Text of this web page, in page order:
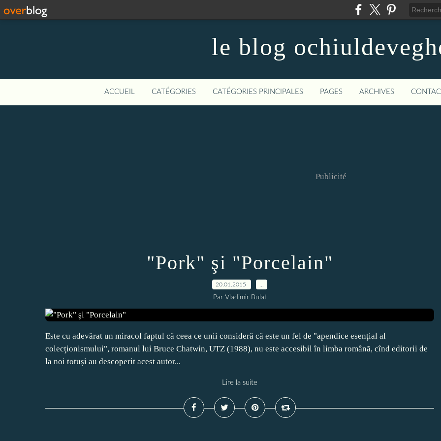
le blog
ACCUEIL CATÉGORIES CATÉGORIES PRINCIPALES PAGES ARCHIVES
Publicité
"Pork" şi "Porcelain"
20.01.2015
Par Vladimir Bulat
Este cu adevărat un miracol faptul că ceea ce unii consideră că este un fel de "apendice esenţial al
colecţionismului", romanul lui Bruce Chatwin, UTZ (1988), nu este accesibil în limba română, cînd editorii de
la noi totuşi au descoperit acest autor...
Lire la suite